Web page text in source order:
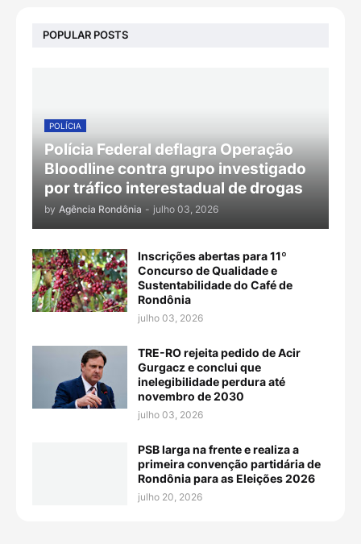
POPULAR POSTS
POLÍCIA
Polícia Federal deflagra Operação
Bloodline contra grupo investigado
por tráfico interestadual de drogas
by Agência Rondônia - julho 03, 2026
Inscrições abertas para 11º
Concurso de Qualidade e
Sustentabilidade do Café de
Rondônia
julho 03, 2026
TRE-RO rejeita pedido de Acir
Gurgacz e conclui que
inelegibilidade perdura até
novembro de 2030
julho 03, 2026
PSB larga na frente e realiza a
primeira convenção partidária de
Rondônia para as Eleições 2026
julho 20, 2026